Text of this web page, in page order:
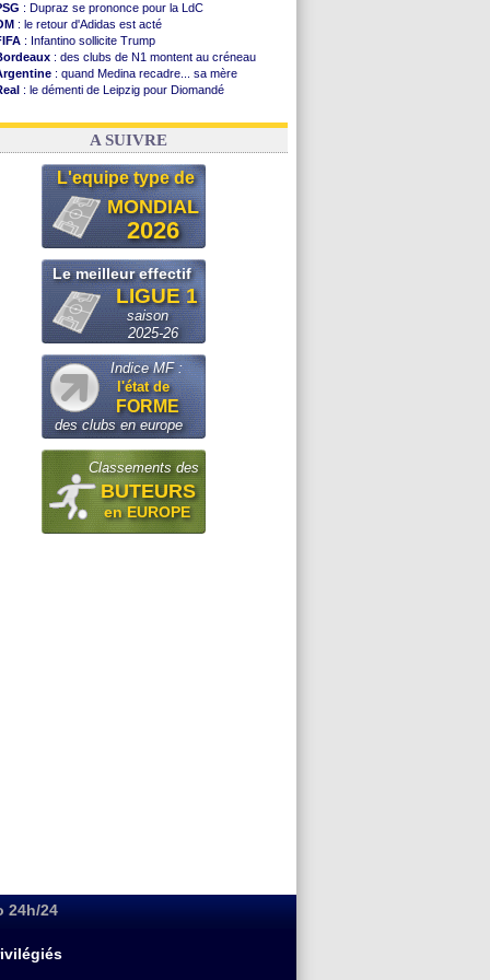
: Dupraz se prononce pour la LdC
: le retour d'Adidas est acté
: Infantino sollicite Trump
: des clubs de N1 montent au créneau
: quand Medina recadre... sa mère
: le démenti de Leipzig pour Diomandé
: Paixão attire un 2e club anglais
A SUIVRE
L'equipe type de
MONDIAL
2026
Le meilleur effectif
LIGUE 1
saison
2025-26
Indice MF :
l'état de
FORME
des clubs en europe
Classements des
BUTEURS
en EUROPE
24h/24